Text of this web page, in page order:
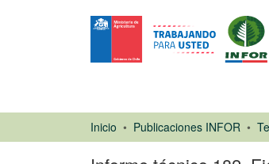
Inicio Publicaciones INFOR